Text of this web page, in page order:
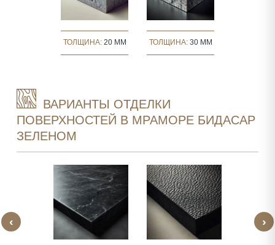
ТОЛЩИНА: 20 MM ТОЛЩИНА: 30 MM
ВАРИАНТЫ ОТДЕЛКИ
ПОВЕРХНОСТЕЙ В МРАМОРЕ БИДАСАР
ЗЕЛЕНОМ
‹ ›